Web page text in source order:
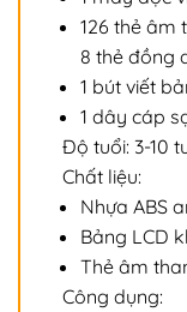
126 thẻ âm
8 thẻ đồng
1 bút viết
1 dây cáp
Độ tuổi: 3-10
Chất liệu:
Nhựa ABS
Bảng LCD
Thẻ âm
Công dụng: